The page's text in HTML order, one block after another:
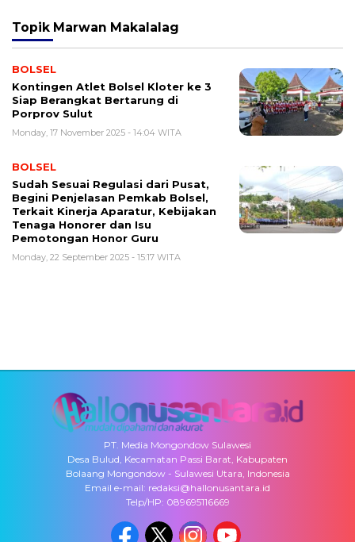
Topik Marwan Makalalag
BOLSEL
Kontingen Atlet Bolsel Kloter ke 3
Siap Berangkat Bertarung di
Porprov Sulut
Monday, 17 November 2025 - 14:04 WITA
BOLSEL
Sudah Sesuai Regulasi dari Pusat,
Begini Penjelasan Pemkab Bolsel,
Terkait Kinerja Aparatur, Kebijakan
Tenaga Honorer dan Isu
Pemotongan Honor Guru
Monday, 22 September 2025 - 15:17 WITA
PT. Media Mongondow Sulawesi
Desa Bulud, Kecamatan Passi Barat, Kabupaten
Bolaang Mongondow - Sulawesi Utara, Indonesia
Email e-mail: redaksi@hallonusantara.id
Telp/HP: 089695116669